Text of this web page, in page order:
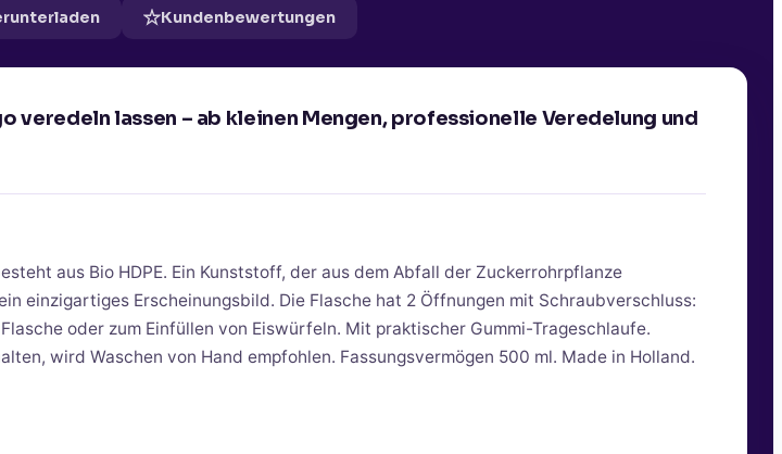
Kundenbewertungen
veredeln lassen – ab kleinen Mengen, professionelle Veredelung und
aus Bio HDPE. Ein Kunststoff, der aus dem Abfall der Zuckerrohrpflanze
einzigartiges Erscheinungsbild. Die Flasche hat 2 Öffnungen mit Schraubverschluss:
oder zum Einfüllen von Eiswürfeln. Mit praktischer Gummi-Trageschlaufe.
wird Waschen von Hand empfohlen. Fassungsvermögen 500 ml. Made in Holland.